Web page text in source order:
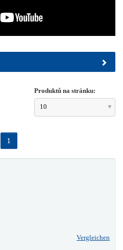
Produktů na stránku:
10
1
Vergleichen